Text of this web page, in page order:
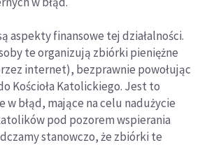
aspekty finansowe tej działalności.
te organizują zbiórki pieniężne
internet), bezprawnie powołując
Kościoła Katolickiego. Jest to
w błąd, mające na celu nadużycie
pod pozorem wspierania
stanowczo, że zbiórki te